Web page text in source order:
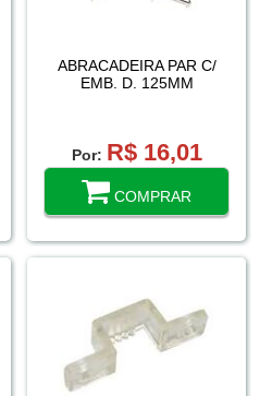
ABRACADEIRA PAR C/
EMB. D. 125MM
Por: R$ 16,01
COMPRAR